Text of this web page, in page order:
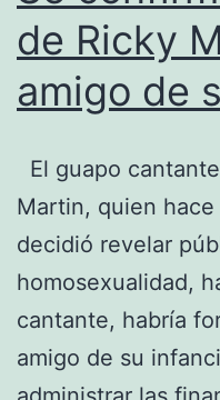
de Ricky
amigo de
El guapo
Martin, quien
decidió revelar
homosexualidad,
cantante, habría
amigo de su